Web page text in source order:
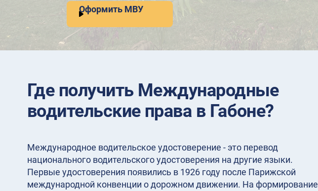
Оформить МВУ
Где получить Международные
водительские права в Габоне?
Международное водительское удостоверение - это перевод
национального водительского удостоверения на другие языки.
Первые удостоверения появились в 1926 году после Парижской
международной конвенции о дорожном движении. На формирование